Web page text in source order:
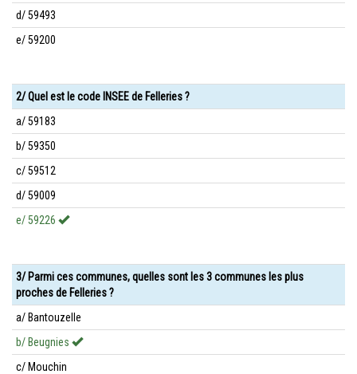
d/ 59493
e/ 59200
2/ Quel est le code INSEE de Felleries ?
a/ 59183
b/ 59350
c/ 59512
d/ 59009
e/ 59226
3/ Parmi ces communes, quelles sont les 3 communes les plus
proches de Felleries ?
a/ Bantouzelle
b/ Beugnies
c/ Mouchin